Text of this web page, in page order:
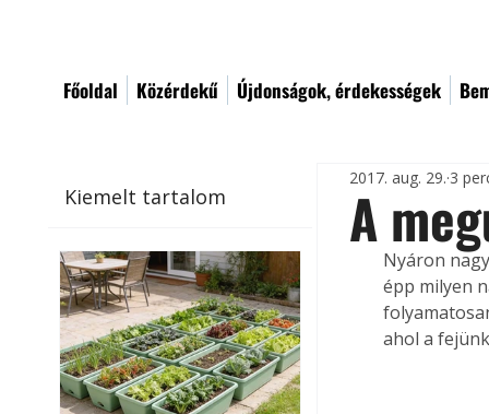
Főoldal Közérdekű Újdonságok, érdekességek
Kiemelt tartalom A
2017. aug. 29. 3
Nyáron
épp milyen
ahol a